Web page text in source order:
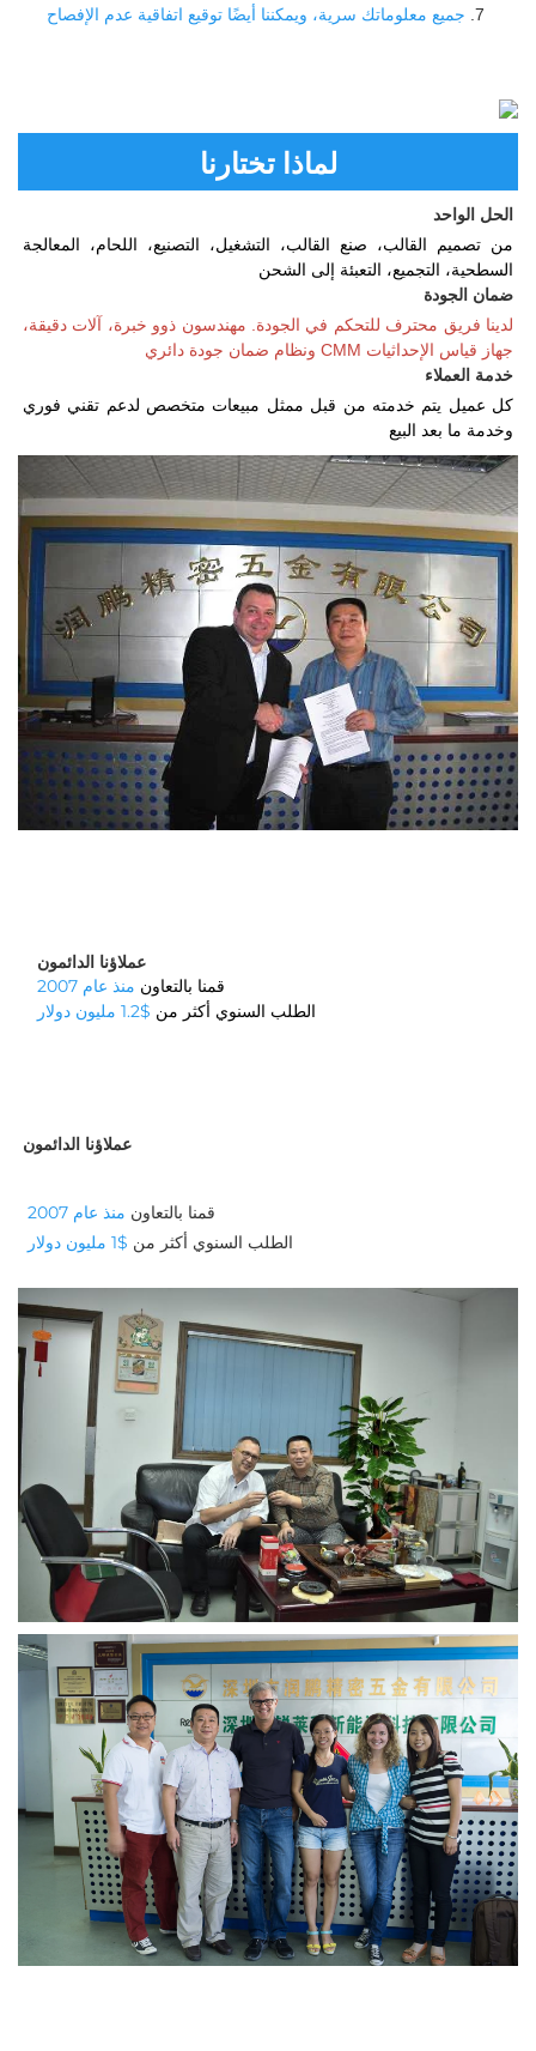
جميع معلوماتك سرية، ويمكننا أيضًا توقيع اتفاقية عدم الإفصاح
لماذا تختارنا
الحل الواحد
من تصميم القالب، صنع القالب، التشغيل، التصنيع، اللحام، المعالجة
السطحية، التجميع، التعبئة إلى الشحن
ضمان الجودة
لدينا فريق محترف للتحكم في الجودة. مهندسون ذوو خبرة، آلات دقيقة،
جهاز قياس الإحداثيات CMM ونظام ضمان جودة دائري
خدمة العملاء
وخدمة ما بعد البيع
عملاؤنا الدائمون
قمنا بالتعاونمنذ عام 2007
الطلب السنوي أكثر من$1.2 مليون دولار
عملاؤنا الدائمون
قمنا بالتعاون منذ عام 2007
الطلب السنوي أكثر من $1 مليون دولار